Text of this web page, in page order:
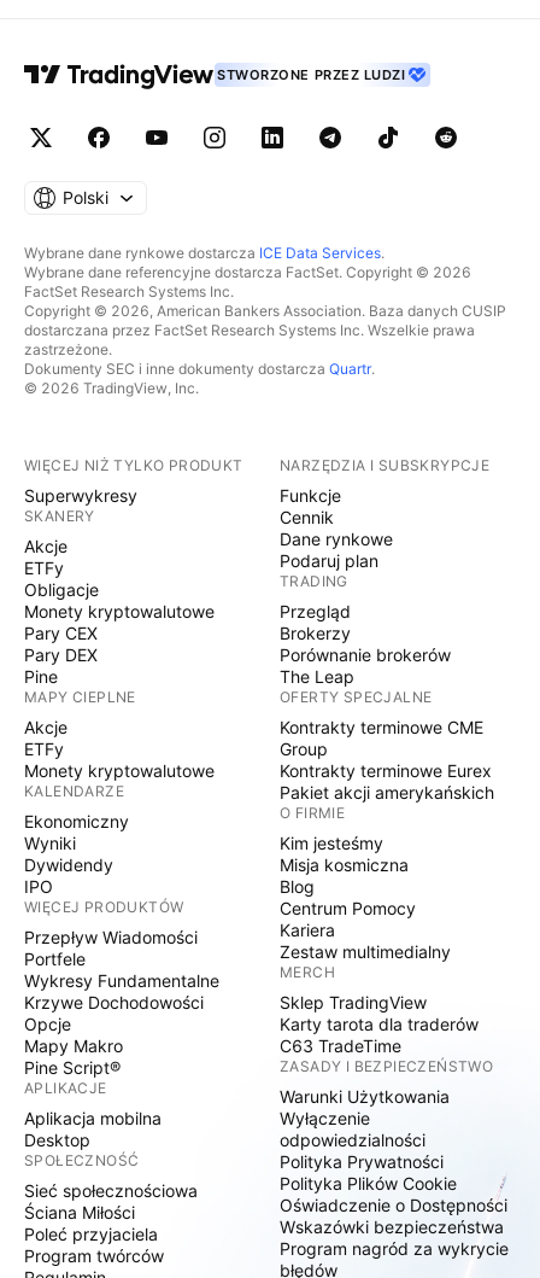
STWORZONE PRZEZ LUDZI
Polski
Wybrane dane rynkowe dostarcza ICE Data Services.
Wybrane dane referencyjne dostarcza FactSet. Copyright © 2026
FactSet Research Systems Inc.
Copyright © 2026, American Bankers Association. Baza danych CUSIP
dostarczana przez FactSet Research Systems Inc. Wszelkie prawa
zastrzeżone.
Dokumenty SEC i inne dokumenty dostarcza Quartr.
© 2026 TradingView, Inc.
WIĘCEJ NIŻ TYLKO PRODUKT
Superwykresy
SKANERY
Akcje
ETFy
Obligacje
Monety kryptowalutowe
Pary CEX
Pary DEX
Pine
MAPY CIEPLNE
Akcje
ETFy
Monety kryptowalutowe
KALENDARZE
Ekonomiczny
Wyniki
Dywidendy
IPO
WIĘCEJ PRODUKTÓW
Przepływ Wiadomości
Portfele
Wykresy Fundamentalne
Krzywe Dochodowości
Opcje
Mapy Makro
Pine Script®
APLIKACJE
Aplikacja mobilna
Desktop
SPOŁECZNOŚĆ
Sieć społecznościowa
Ściana Miłości
Poleć przyjaciela
Program twórców
NARZĘDZIA I SUBSKRYPCJE
Funkcje
Cennik
Dane rynkowe
Podaruj plan
TRADING
Przegląd
Brokerzy
Porównanie brokerów
The Leap
OFERTY SPECJALNE
Kontrakty terminowe CME
Group
Kontrakty terminowe Eurex
Pakiet akcji amerykańskich
O FIRMIE
Kim jesteśmy
Misja kosmiczna
Blog
Centrum Pomocy
Kariera
Zestaw multimedialny
MERCH
Sklep TradingView
Karty tarota dla traderów
C63 TradeTime
ZASADY I BEZPIECZEŃSTWO
Warunki Użytkowania
Wyłączenie
odpowiedzialności
Polityka Prywatności
Polityka Plików Cookie
Oświadczenie o Dostępności
Wskazówki bezpieczeństwa
Program nagród za wykrycie
błędów